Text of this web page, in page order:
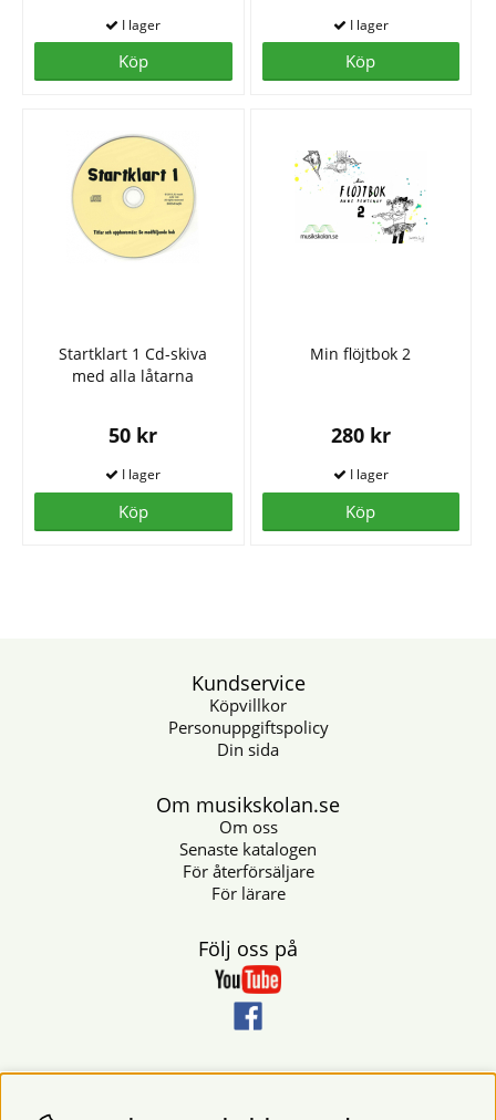
Köp Köp
Startklart 1 Cd-skiva
med alla låtarna
50 kr
Köp
Min flöjtbok 2
280 kr
Köp
Kundservice
Köpvillkor
Personuppgiftspolicy
Din sida
Om musikskolan.se
Om oss
Senaste katalogen
För återförsäljare
För lärare
Följ oss på
Nyhetsbrev
Vill du få nyheter och erbjudanden från oss? Fyll då i din e-